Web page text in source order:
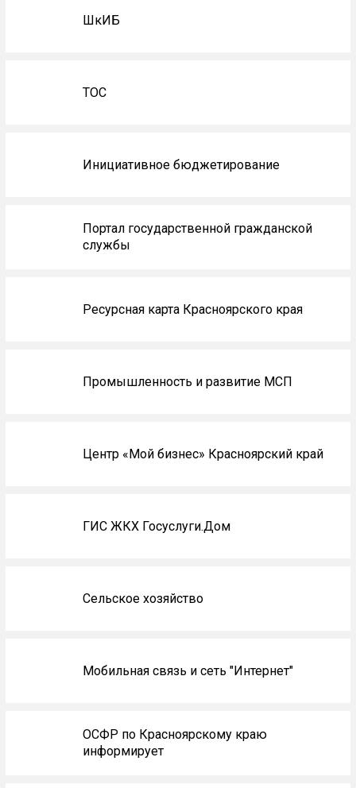
ШкИБ
ТОС
Инициативное бюджетирование
Портал государственной гражданской
службы
Ресурсная карта Красноярского края
Промышленность и развитие МСП
Центр «Мой бизнес» Красноярский край
ГИС ЖКХ Госуслуги.Дом
Сельское хозяйство
Мобильная связь и сеть "Интернет"
ОСФР по Красноярскому краю
информирует